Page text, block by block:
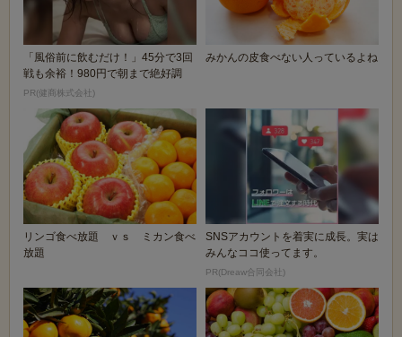
「風俗前に飲むだけ！」45分で3回
戦も余裕！980円で朝まで絶好調
PR(健商株式会社)
みかんの皮食べない人っているよね
リンゴ食べ放題 ｖｓ ミカン食べ
放題
SNSアカウントを着実に成長。実は
みんなココ使ってます。
PR(Dreaw合同会社)